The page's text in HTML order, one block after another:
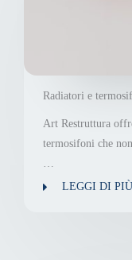
Radiatori e
Art Restruttura
termosifoni che
LEGGI DI PIÙ